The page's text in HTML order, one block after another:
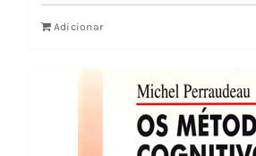
original
era:
atual
Adicionar